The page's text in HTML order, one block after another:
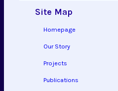
Site Map
Homepage
Our Story
Projects
Publications